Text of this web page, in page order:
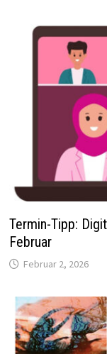
Termin-Tipp:
Februar
Februar 2, 2026